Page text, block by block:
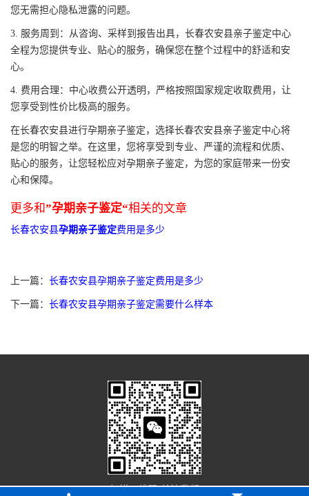
您无需担心隐私泄露的问题。
3. 服务周到：从咨询、采样到报告出具，长春农安县亲子鉴定中心
全程为您提供专业、贴心的服务，确保您在整个过程中的舒适和安
心。
4. 费用合理：中心收费公开透明，严格按照国家规定收取费用，让
您享受到性价比极高的服务。
在长春农安县进行孕期亲子鉴定，选择长春农安县亲子鉴定中心将
是您的明智之举。在这里，您将享受到专业、严谨的流程和优质、
贴心的服务，让您轻松应对孕期亲子鉴定，为您的家庭带来一份安
心和保障。
更多和”孕期亲子鉴定“相关的文章
长春农安县孕期亲子鉴定费用是多少
上一篇： 长春农安县孕期亲子鉴定费用是多少
下一篇： 长春农安县孕期亲子鉴定需要什么样本
扫描二维码 关注我们